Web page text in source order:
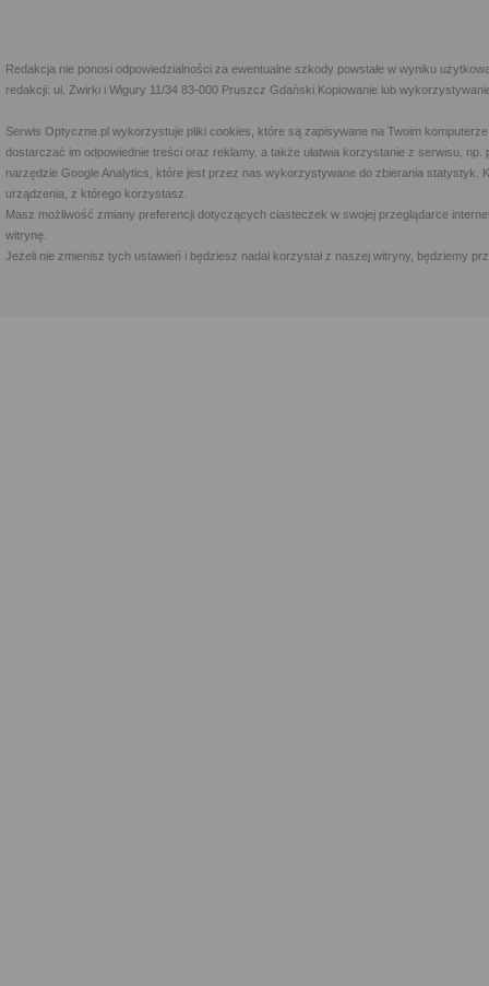
Redakcja nie ponosi odpowiedzialności za ewentualne szkody powstałe w wyniku
redakcji: ul. Żwirki i Wigury 11/34 83-000 Pruszcz Gdański Kopiowanie lub
Serwis Optyczne.pl wykorzystuje pliki cookies, które są zapisywane na Twoim
dostarczać im odpowiednie treści oraz reklamy, a także ułatwia korzystanie z serwisu,
narzędzie Google Analytics, które jest przez nas wykorzystywane do zbierania statystyk.
urządzenia, z którego korzystasz.
Masz możliwość zmiany preferencji dotyczących ciasteczek w swojej przeglądarce
witrynę.
Jeżeli nie zmienisz tych ustawień i będziesz nadal korzystał z naszej witryny, będziemy